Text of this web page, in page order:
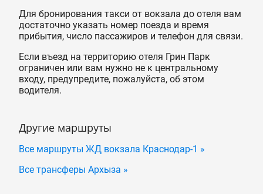
Для бронирования такси от вокзала до отеля вам
достаточно указать номер поезда и время
прибытия, число пассажиров и телефон для связи.
Если въезд на территорию отеля Грин Парк
ограничен или вам нужно не к центральному
входу, предупредите, пожалуйста, об этом
водителя.
Другие маршруты
Все маршруты ЖД вокзала Краснодар-1 »
Все трансферы Архыза »